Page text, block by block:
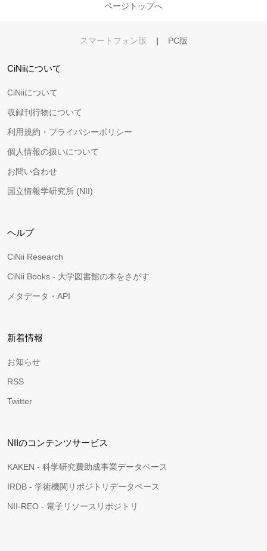
ページトップへ
スマートフォン版 | PC版
CiNiiについて
CiNiiについて
収録刊行物について
利用規約・プライバシーポリシー
個人情報の扱いについて
お問い合わせ
国立情報学研究所 (NII)
ヘルプ
CiNii Research
CiNii Books - 大学図書館の本をさがす
メタデータ・API
新着情報
お知らせ
RSS
Twitter
NIIのコンテンツサービス
KAKEN - 科学研究費助成事業データベース
IRDB - 学術機関リポジトリデータベース
NII-REO - 電子リソースリポジトリ